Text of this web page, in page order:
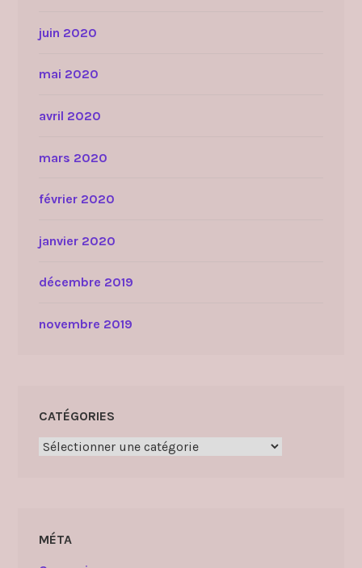
juin 2020
mai 2020
avril 2020
mars 2020
février 2020
janvier 2020
décembre 2019
novembre 2019
CATÉGORIES
Catégories
MÉTA